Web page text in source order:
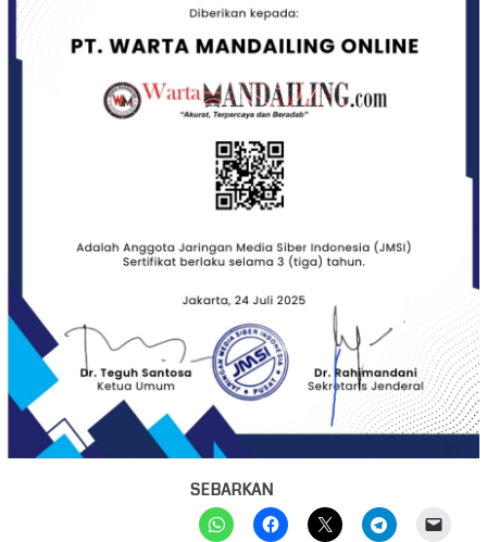
SEBARKAN